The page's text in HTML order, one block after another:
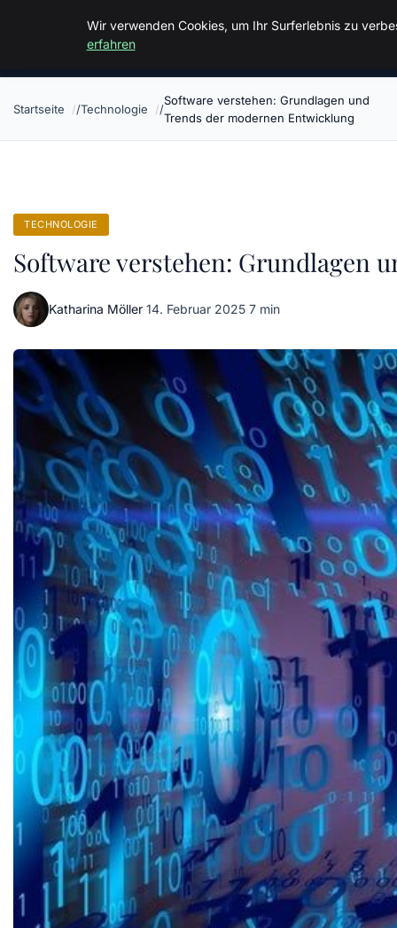
Malzminden
Startseite Technologie
Software verstehen: Grundlagen und
Trends der modernen Entwicklung
TECHNOLOGIE
Software verstehen: Grundlagen
Katharina Möller·14. Februar 2025·7 min
Wir verwenden Cookies, um Ihr Surferlebnis zu
erfahren